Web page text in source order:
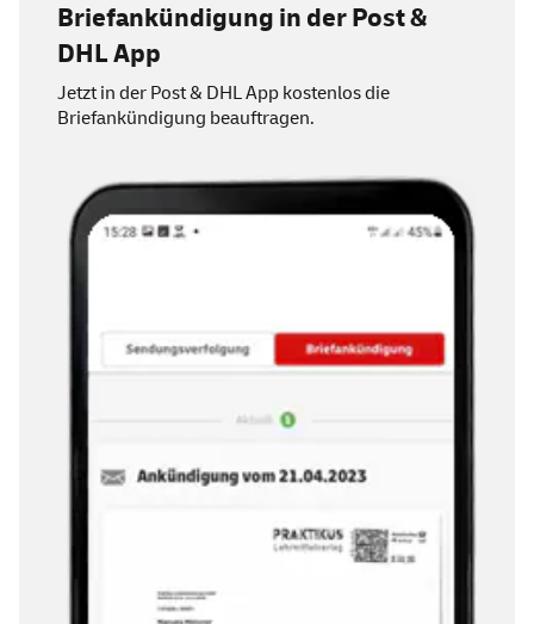
Briefankündigung in der Post &
DHLApp
Jetzt in der Post & DHLApp kostenlos die
Briefankündigung beauftragen.